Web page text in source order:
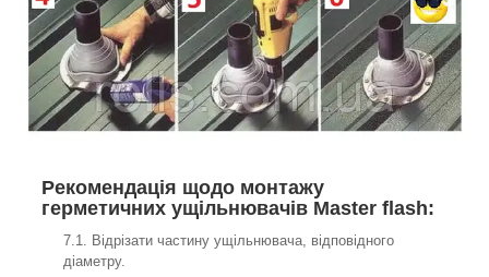
Рекомендація щодо монтажу
герметичних ущільнювачів Master flash:
Відрізати частину ущільнювача, відповідного
діаметру.